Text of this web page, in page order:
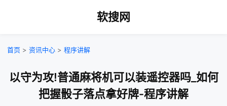
软搜网
首页 > 资讯中心 > 程序讲解
以守为攻!普通麻将机可以装遥控器吗_如何
把握骰子落点拿好牌-程序讲解